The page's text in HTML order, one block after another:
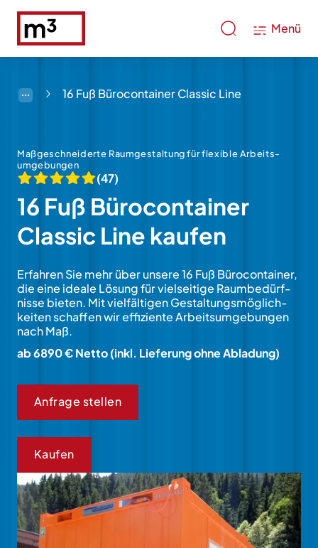
Menü
16 Fuß Bürocontainer Classic Line
Maßgeschneiderte Raum­gestal­tung für flexi­ble Arbeits­
umge­bungen
(47)
16 Fuß Büro­con­tainer
Classic Line kaufen
Erfahren Sie mehr über unsere 16 Fuß Büro­con­tainer,
die eine ideale Lö­sung für viel­sei­tige Raum­bedürf­
nisse bieten. Mit viel­fäl­ti­gen Ge­stal­tungs­mög­lich­
kei­ten schaf­fen wir effi­zi­en­te Arbeits­umge­bungen
nach Maß.
ab 6890 € Netto (inkl. Lieferung ohne Abladung)
Anfrage stellen
Kaufen